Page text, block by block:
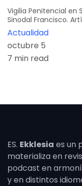
Vigilia Penitencial en
Sinodal Francisco.
Actualidad
octubre 5
7 min read
ES. Ekklesia es un
materializa en
podcast en
y en distintos